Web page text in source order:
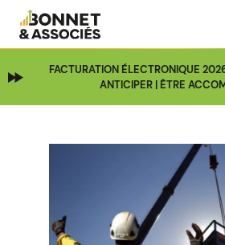
FACTURATION ÉLECTRONIQUE
ANTICIPER | ÊTRE